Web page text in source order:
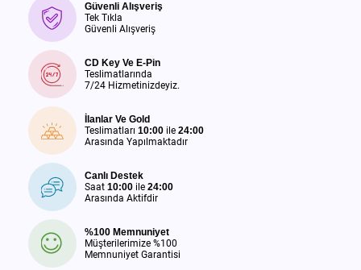
Güvenli Alışveriş
Tek Tıkla
Güvenli Alışveriş
CD Key Ve E-Pin
Teslimatlarında
7/24 Hizmetinizdeyiz.
İlanlar Ve Gold
Teslimatları 10:00 ile 24:00
Arasında Yapılmaktadır
Canlı Destek
Saat 10:00 ile 24:00
Arasında Aktifdir
%100 Memnuniyet
Müşterilerimize %100
Memnuniyet Garantisi